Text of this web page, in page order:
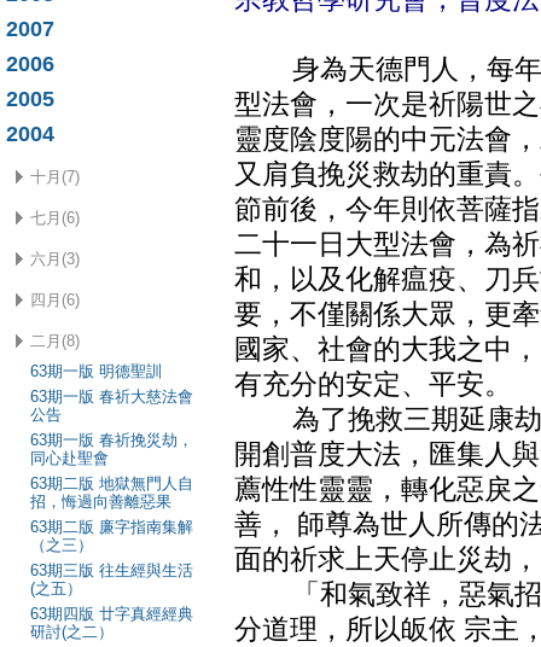
2007
2006
2005
2004
十月(7)
七月(6)
六月(3)
四月(6)
二月(8)
63期一版 明德聖訓
63期一版 春祈大慈法會
公告
63期一版 春祈挽災劫，
同心赴聖會
63期二版 地獄無門人自
招，悔過向善離惡果
63期二版 廉字指南集解
（之三）
63期三版 往生經與生活
(之五）
63期四版 廿字真經經典
研討(之二）
身為天德門人，每年
型法會，一次是祈陽世
靈度陰度陽的中元法會
又肩負挽災救劫的重責
節前後，今年則依菩薩
二十一日大型法會，為
和，以及化解瘟疫、刀
要，不僅關係大眾，更
國家、社會的大我之中
有充分的安定、平安。
為了挽救三期延康劫
開創普度大法，匯集人
薦性性靈靈，轉化惡戾
善， 師尊為世人所傳的
面的祈求上天停止災劫
「和氣致祥，惡氣招
分道理，所以皈依 宗主